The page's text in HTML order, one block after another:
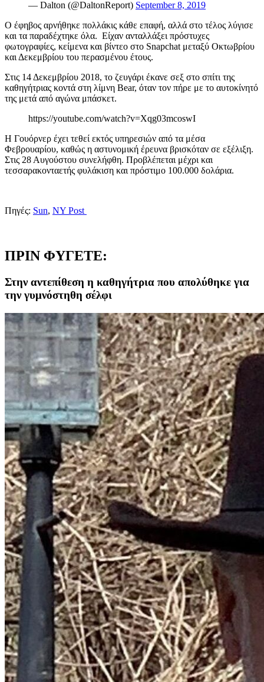
— Dalton (@DaltonReport) September 8, 2019
Ο έφηβος αρνήθηκε πολλάκις κάθε επαφή, αλλά στο τέλος λύγισε
και τα παραδέχτηκε όλα. Είχαν ανταλλάξει πρόστυχες
φωτογραφίες, κείμενα και βίντεο στο Snapchat μεταξύ Οκτωβρίου
και Δεκεμβρίου του περασμένου έτους.
Στις 14 Δεκεμβρίου 2018, το ζευγάρι έκανε σεξ στο σπίτι της
καθηγήτριας κοντά στη λίμνη Bear, όταν τον πήρε με το αυτοκίνητό
της μετά από αγώνα μπάσκετ.
https://youtube.com/watch?v=Xqg03mcoswI
Η Γουόρνερ έχει τεθεί εκτός υπηρεσιών από τα μέσα
Φεβρουαρίου, καθώς η αστυνομική έρευνα βρισκόταν σε εξέλιξη.
Στις 28 Αυγούστου συνελήφθη. Προβλέπεται μέχρι και
τεσσαρακονταετής φυλάκιση και πρόστιμο 100.000 δολάρια.
Πηγές: Sun, ΝY Post
ΠΡΙΝ ΦΥΓΕΤΕ:
Στην αντεπίθεση η καθηγήτρια που απολύθηκε για
την γυμνόστηθη σέλφι